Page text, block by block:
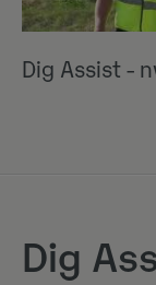
Dig Assist -
Dig